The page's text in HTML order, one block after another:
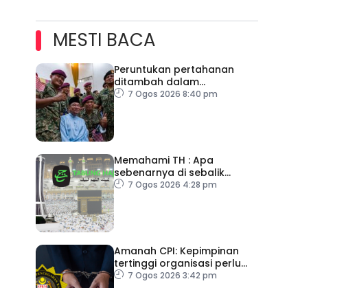
MESTI BACA
Peruntukan pertahanan
ditambah dalam
Belanjawan 2027
7 Ogos 2026 8:40 pm
Memahami TH : Apa
sebenarnya di sebalik
angka
7 Ogos 2026 4:28 pm
Amanah CPI: Kepimpinan
tertinggi organisasi perlu
pacu reformasi radikal
7 Ogos 2026 3:42 pm